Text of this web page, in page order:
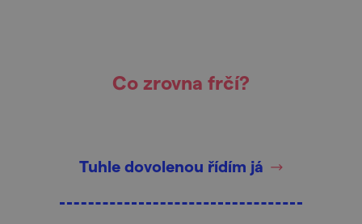
Co zrovna frčí?
Tuhle dovolenou řídím já